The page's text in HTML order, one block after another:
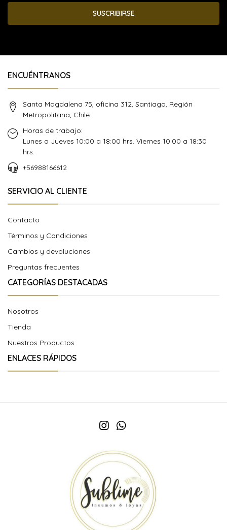
SUSCRIBIRSE
ENCUÉNTRANOS
Santa Magdalena 75, oficina 312, Santiago, Región
Metropolitana, Chile
Horas de trabajo:
Lunes a Jueves 10:00 a 18:00 hrs. Viernes 10:00 a 18:30
hrs.
+56988166612
SERVICIO AL CLIENTE
Contacto
Términos y Condiciones
Cambios y devoluciones
Preguntas frecuentes
CATEGORÍAS DESTACADAS
Nosotros
Tienda
Nuestros Productos
ENLACES RÁPIDOS